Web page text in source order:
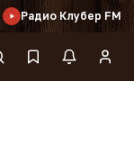
Радио Клубер FM